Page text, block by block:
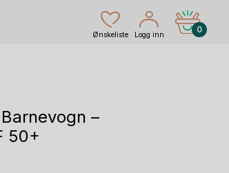
Ønskeliste Logg inn
0
–
50+